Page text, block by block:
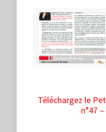
Téléchargez le
n°47